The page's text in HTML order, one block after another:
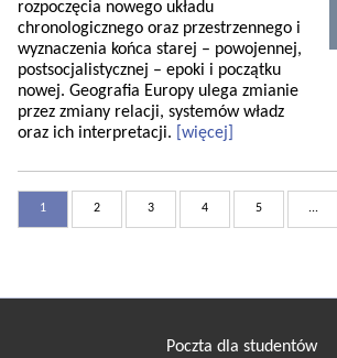
rozpoczęcia nowego układu
chronologicznego oraz przestrzennego i
wyznaczenia końca starej – powojennej,
postsocjalistycznej – epoki i początku
nowej. Geografia Europy ulega zmianie
przez zmiany relacji, systemów władz
oraz ich interpretacji.
[więcej]
1 2 3 4 5 ...
Poczta dla studentów